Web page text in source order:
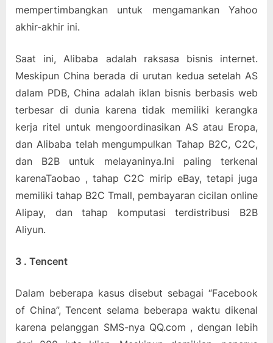
mempertimbangkan untuk mengamankan Yahoo
akhir-akhir ini.
Saat ini, Alibaba adalah raksasa bisnis internet.
Meskipun China berada di urutan kedua setelah AS
dalam PDB, China adalah iklan bisnis berbasis web
terbesar di dunia karena tidak memiliki kerangka
kerja ritel untuk mengoordinasikan AS atau Eropa,
dan Alibaba telah mengumpulkan Tahap B2C, C2C,
dan B2B untuk melayaninya.Ini paling terkenal
karenaTaobao , tahap C2C mirip eBay, tetapi juga
memiliki tahap B2C Tmall, pembayaran cicilan online
Alipay, dan tahap komputasi terdistribusi B2B
Aliyun.
3 . Tencent
Dalam beberapa kasus disebut sebagai “Facebook
of China”, Tencent selama beberapa waktu dikenal
karena pelanggan SMS-nya QQ.com , dengan lebih